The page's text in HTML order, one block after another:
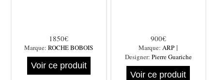
1850€
Marque:ROCHE BOBOIS
Voir ce produit
900€
Marque:ARP |
Designer: Pierre Guariche
Voir ce produit